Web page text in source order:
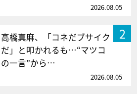
2026.08.05
2
高橋真麻、「コネだブサイク
だ」と叩かれるも…“マツコ
の一言”から…
2026.08.05